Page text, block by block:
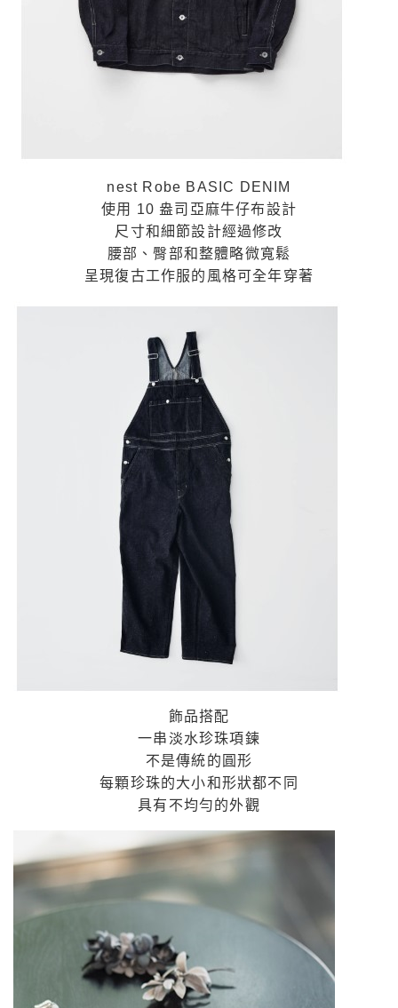
nest Robe BASIC DENIM
使用 10 盎司亞麻牛仔布設計
尺寸和細節設計經過修改
腰部、臀部和整體略微寬鬆
呈現復古工作服的風格可全年穿著
飾品搭配
一串淡水珍珠項鍊
不是傳統的圓形
每顆珍珠的大小和形狀都不同
具有不均勻的外觀